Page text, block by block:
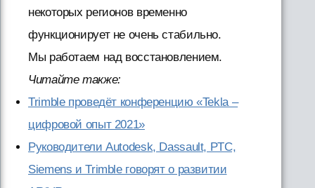
некоторых регионов временно
функционирует не очень стабильно.
Мы работаем над восстановлением.
Читайте также:
Trimble проведёт конференцию «Tekla –
цифровой опыт 2021»
Руководители Autodesk, Dassault, PTC,
Siemens и Trimble говорят о развитии